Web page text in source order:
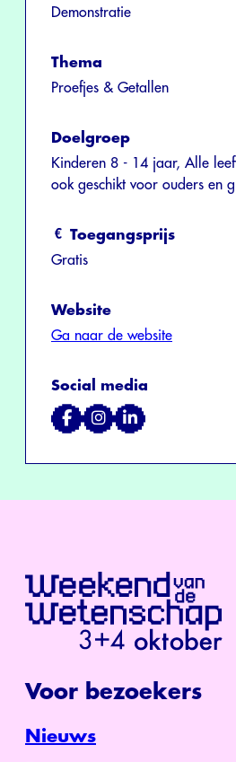
Demonstratie
Thema
Proefjes & Getallen
Doelgroep
Kinderen 8 - 14 jaar, Alle
ook geschikt voor ouders en
Toegangsprijs
Gratis
Website
Ga naar de website
Social media
Voor bezoekers
Nieuws